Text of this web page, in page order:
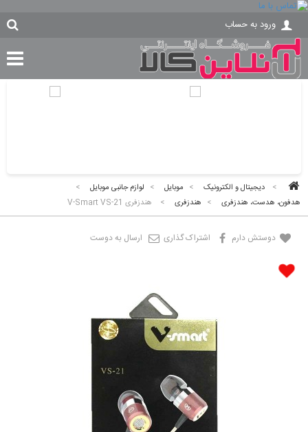
ورود به حساب
> دیجیتال و الکترونیک > موبایل > لوازم جانبی موبایل
>
هدفون، هدست، هندزفری
> هندزفری > هندزفری V-Smart VS-21
دوستش دارم اشتراک گذاری ارسال به دوست